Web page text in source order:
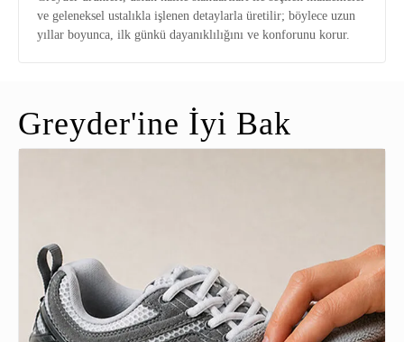
ve geleneksel ustalıkla işlenen detaylarla üretilir; böylece uzun
yıllar boyunca, ilk günkü dayanıklılığını ve konforunu korur.
Greyder'ine İyi Bak